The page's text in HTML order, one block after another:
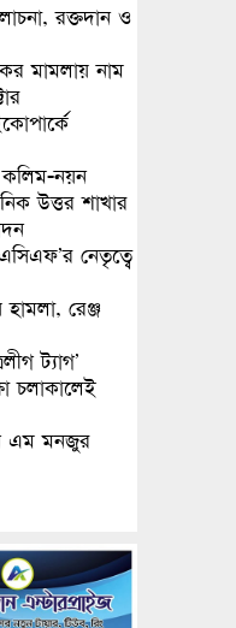
রক্তদান ও
মামলায় নাম
কলিম-নয়ন
উত্তর শাখার
নেতৃত্বে
রেঞ্জ
ট্যাগ’
চলাকালেই
এম মনজুর